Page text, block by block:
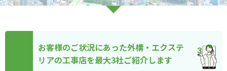
お客様のご状況にあった外構・エクステ
リアの工事店を最大3社ご紹介します